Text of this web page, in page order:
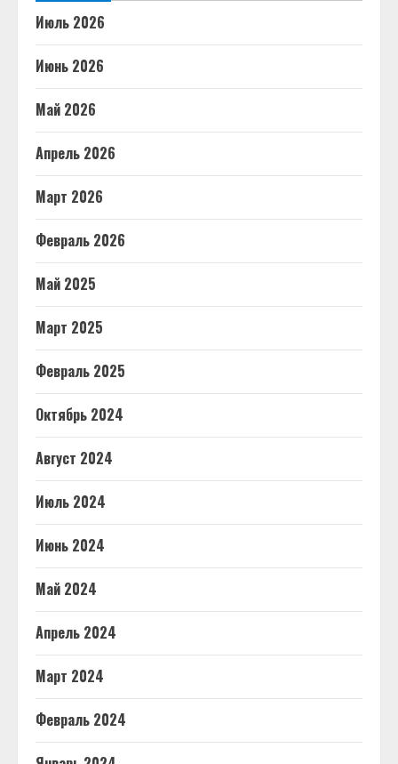
Июль 2026
Июнь 2026
Май 2026
Апрель 2026
Март 2026
Февраль 2026
Май 2025
Март 2025
Февраль 2025
Октябрь 2024
Август 2024
Июль 2024
Июнь 2024
Май 2024
Апрель 2024
Март 2024
Февраль 2024